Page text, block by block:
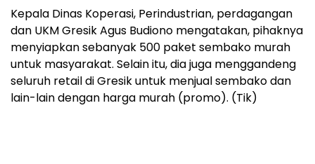
Kepala Dinas Koperasi, Perindustrian, perdagangan
dan UKM Gresik Agus Budiono mengatakan, pihaknya
menyiapkan sebanyak 500 paket sembako murah
untuk masyarakat. Selain itu, dia juga menggandeng
seluruh retail di Gresik untuk menjual sembako dan
lain-lain dengan harga murah (promo). (Tik)